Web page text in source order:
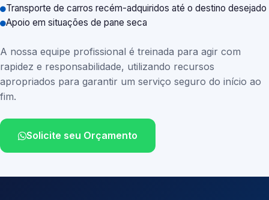
Transporte de carros recém-adquiridos até o destino desejado
Apoio em situações de pane seca
A nossa equipe profissional é treinada para agir com
rapidez e responsabilidade, utilizando recursos
apropriados para garantir um serviço seguro do início ao
fim.
Solicite seu Orçamento